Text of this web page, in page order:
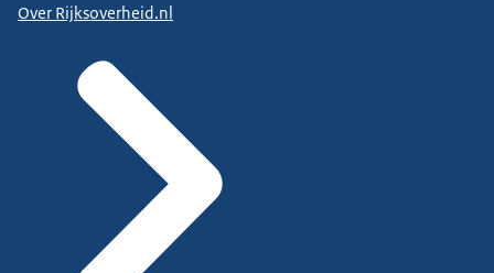
Over Rijksoverheid.nl